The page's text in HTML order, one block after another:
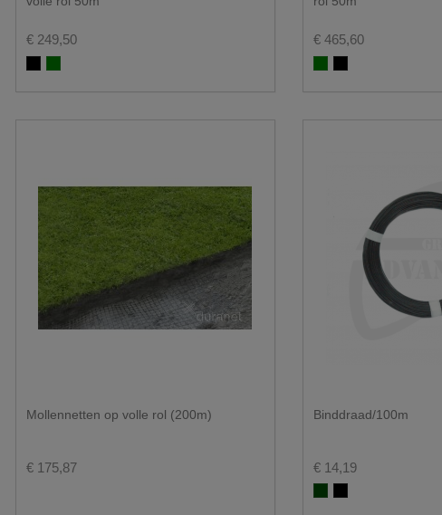
€ 249,50
ZwartGroen
€ 465,60
Groen 100%
Zwart 100%
Mollennetten op volle rol (200m)
€ 175,87
Binddraad/100m
€ 14,19
Groen RAL 6005
Zwart RAL 9005